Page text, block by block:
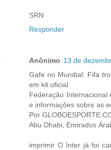
SRN
Responder
Anônimo 13 de
Gafe no Mundial: Fifa
em kit oficial
Federação Internacional
e informações sobre as
Por
Abu Dhabi, Emirados
imprimir O Inter já foi